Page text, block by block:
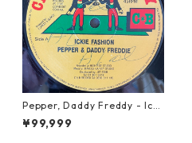
Pepper, Daddy Freddy - Icki
e Fashion【12-50044】
¥99,999